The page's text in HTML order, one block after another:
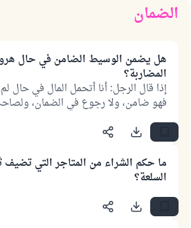
الضمان
هل يضمن الوسيط الضامن في حال
المضاربة؟
إذا قال الرجل: أنا أتحمل المال في حال
فهو ضامن، ولا رجوع في الضمان،
له مطالبة المضارب.
ما حكم الشراء من المتاجر التي تضيف
السلعة؟